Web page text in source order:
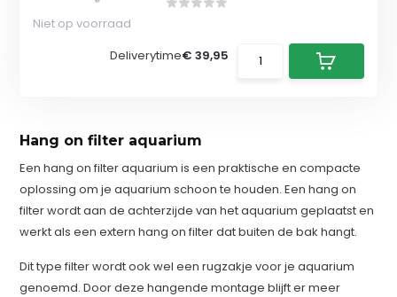
Niet op voorraad
Deliverytime€ 39,95
Hang on filter aquarium
Een hang on filter aquarium is een praktische en compacte
oplossing om je aquarium schoon te houden. Een hang on
filter wordt aan de achterzijde van het aquarium geplaatst en
werkt als een extern hang on filter dat buiten de bak hangt.
Dit type filter wordt ook wel een rugzakje voor je aquarium
genoemd. Door deze hangende montage blijft er meer